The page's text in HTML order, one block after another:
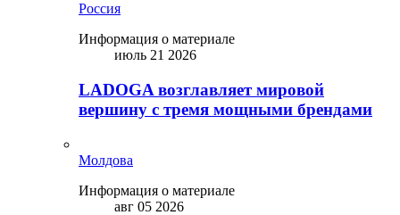
Россия
Информация о материале
июль 21 2026
LADOGA возглавляет мировой
вершину с тремя мощными брендами
Молдова
Информация о материале
авг 05 2026